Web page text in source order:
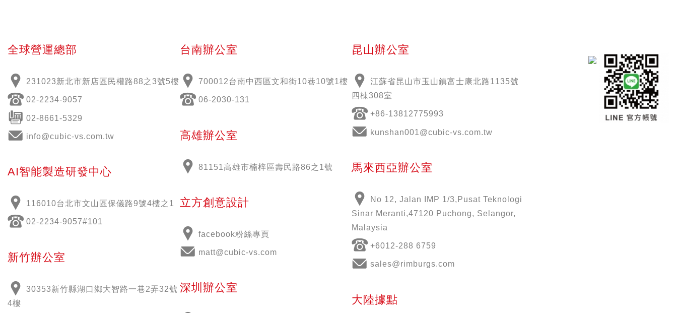
全球營運總部
231023新北市新店區民權路88之3號5樓
02-2234-9057
02-8661-5329
info@cubic-vs.com.tw
AI智能製造研發中心
116010台北市文山區保儀路9號4樓之1
02-2234-9057#101
新竹辦公室
30353新竹縣湖口鄉大智路一巷2弄32號
4樓
台南辦公室
700012台南中西區文和街10巷10號1樓
06-2030-131
高雄辦公室
81151高雄市楠梓區壽民路86之1號
立方創意設計
facebook粉絲專頁
matt@cubic-vs.com
深圳辦公室
昆山辦公室
江蘇省昆山市玉山鎮富士康北路1135號
四棟308室
+86-13812775993
kunshan001@cubic-vs.com.tw
馬來西亞辦公室
No 12, Jalan IMP 1/3,Pusat Teknologi
Sinar Meranti,47120 Puchong, Selangor,
Malaysia
+6012-288 6759
sales@rimburgs.com
大陸據點